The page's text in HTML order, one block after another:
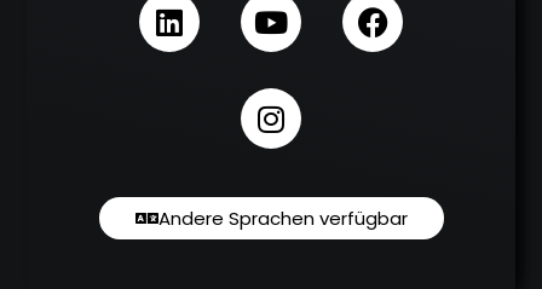
Andere Sprachen verfügbar